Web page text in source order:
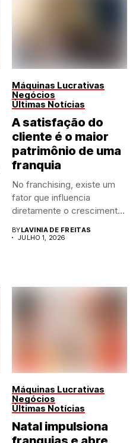
Máquinas Lucrativas
Negócios
Últimas Notícias
A satisfação do
cliente é o maior
patrimônio de uma
franquia
No franchising, existe um
fator que influencia
diretamente o crescimento
BYLAVINIA DE FREITAS
JULHO 1, 2026
Máquinas Lucrativas
Negócios
Últimas Notícias
Natal impulsiona